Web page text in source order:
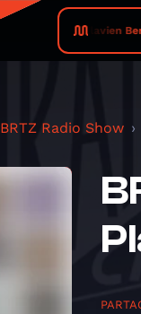
Flavien
BRTZ Radio Show